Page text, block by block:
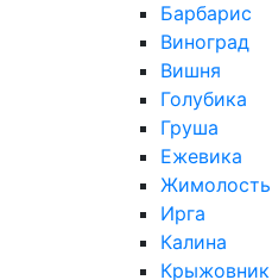
Барбарис
Виноград
Вишня
Голубика
Груша
Ежевика
Жимолость
Ирга
Калина
Крыжовник